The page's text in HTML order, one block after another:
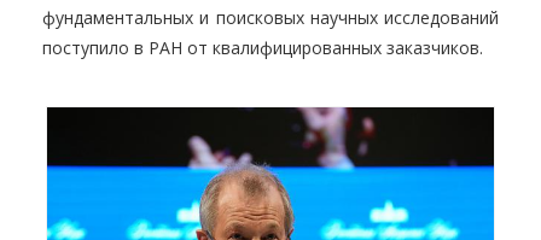
фундаментальных и поисковых научных исследований
поступило в РАН от квалифицированных заказчиков.